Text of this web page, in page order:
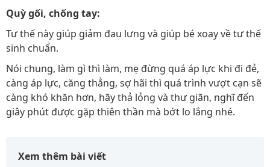
Quỳ gối, chống tay:
Tư thế này giúp giảm đau lưng và giúp bé xoay về tư thế
sinh chuẩn.
Nói chung, làm gì thì làm, mẹ đừng quá áp lực khi đi đẻ,
càng áp lực, căng thẳng, sợ hãi thì quá trình vượt cạn sẽ
càng khó khăn hơn, hãy thả lỏng và thư giãn, nghĩ đến
giây phút được gặp thiên thần mà bớt lo lắng nhé.
Xem thêm bài viết